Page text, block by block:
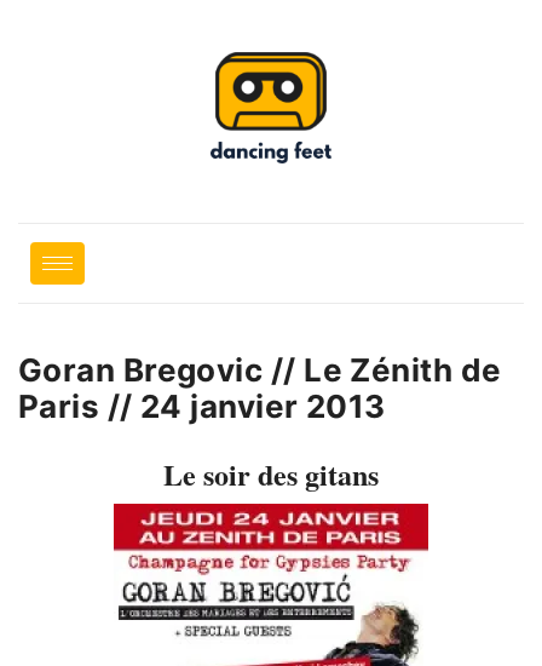
Goran Bregovic // Le Zénith de
Paris // 24 janvier 2013
Le soir des gitans